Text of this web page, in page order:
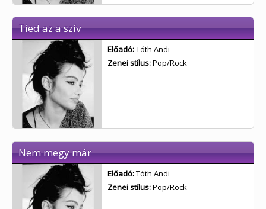
Tied az a szív
Előadó:Tóth Andi
Zenei stílus:Pop/Rock
Nem megy már
Előadó:Tóth Andi
Zenei stílus:Pop/Rock